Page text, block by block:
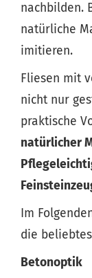
nachbilden.
natürliche
imitieren.
Fliesen mit
nicht nur
praktische
natürlicher
Im
die
Betonoptik